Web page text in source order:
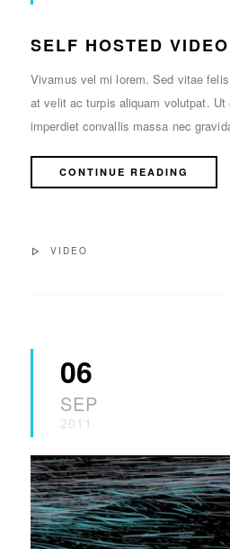
SELF HOSTED VIDEO
Vivamus vel mi lorem. Sed vitae
at velit ac turpis aliquam volutpat. Ut
imperdiet convallis massa nec
CONTINUE READING
VIDEO
06
SEP
2011